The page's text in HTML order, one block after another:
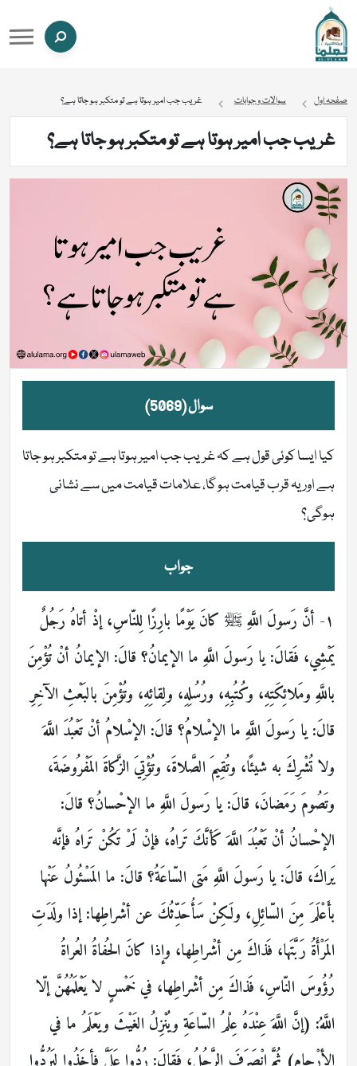
صفحہ اول سوالات و جوابات غریب جب امیر ہوتا ہے تو متکبر ہو جاتا ہے؟
غریب جب امیر ہوتا ہے تو متکبر ہو جاتا ہے؟
سوال (5069)
کیا ایسا کوئی قول ہے کہ غریب جب امیر ہوتا ہے تو متکبر ہو جاتا
ہے اور یہ قرب قیامت ہو گا، علامات قیامت میں سے نشانی
ہوگی؟
جواب
١- أنَّ رَسولَ اللَّهِ ﷺ كانَ يَوْمًا بارِزًا لِلنّاسِ، إذْ أتاهُ رَجُلٌ
يَمْشِي، فَقالَ: يا رَسولَ اللَّهِ ما الإيمانُ؟ قالَ: الإيمانُ أنْ تُؤْمِنَ
باللَّهِ ومَلائِكَتِهِ، وكُتُبِهِ، ورُسُلِهِ، ولِقائِهِ، وتُؤْمِنَ بالبَعْثِ الآخِرِ
قالَ: يا رَسولَ اللَّهِ ما الإسْلامُ؟ قالَ: الإسْلامُ أنْ تَعْبُدَ اللَّهَ
ولا تُشْرِكَ به شيئًا، وتُقِيمَ الصَّلاةَ، وتُؤْتِيَ الزَّكاةَ المَفْرُوضَةَ،
وتَصُومَ رَمَضانَ، قالَ: يا رَسولَ اللَّهِ ما الإحْسانُ؟ قالَ:
الإحْسانُ أنْ تَعْبُدَ اللَّهَ كَأنَّكَ تَراهُ، فإنْ لَمْ تَكُنْ تَراهُ فإنَّه
يَراكَ، قالَ: يا رَسولَ اللَّهِ مَتى السّاعَةُ؟ قالَ: ما المَسْئُولُ عَنْها
بأَعْلَمَ مِنَ السّائِلِ، ولَكِنْ سَأُحَدِّثُكَ عن أشْراطِها: إذا ولَدَتِ
المَرْأَةُ رَبَّتَها، فَذاكَ مِن أشْراطِها، وإذا كانَ الحُفاةُ العُراةُ
رُؤُوسَ النّاسِ، فَذاكَ مِن أشْراطِها، في خَمْسٍ لا يَعْلَمُهُنَّ إلّا
اللَّهُ: (إنَّ اللَّهَ عِنْدَهُ عِلْمُ السّاعَةِ ويُنْزِلُ الغَيْثَ ويَعْلَمُ ما في